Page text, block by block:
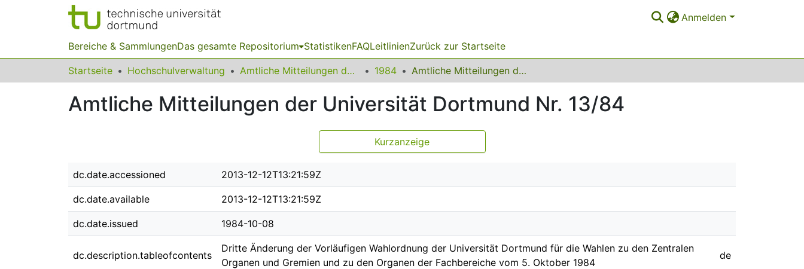
Anmelden
Bereiche & SammlungenDas gesamte Repositorium StatistikenFAQLeitlinienZurück zur Startseite
Startseite Hochschulverwaltung Amtliche Mitteilungen der Technischen Universität Dortmund 1984 Amtliche Mitteilungen der Universität Dortmund Nr. 13/84
Amtliche Mitteilungen der Universität Dortmund Nr. 13/84
Kurzanzeige
dc.date.accessioned 2013-12-12T13:21:59Z
dc.date.available 2013-12-12T13:21:59Z
dc.date.issued 1984-10-08
dc.description.tableofcontents
Dritte Änderung der Vorläufigen Wahlordnung der Universität Dortmund für die Wahlen zu den Zentralen
Organen und Gremien und zu den Organen der Fachbereiche vom 5. Oktober 1984
de